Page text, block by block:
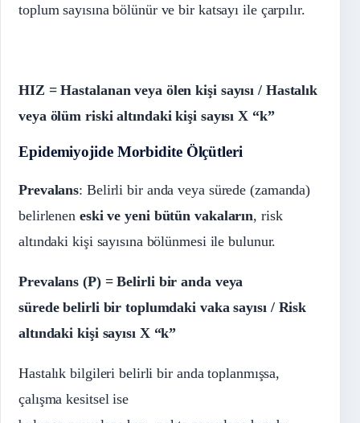
toplum sayısına bölünür ve bir katsayı ile çarpılır.
HIZ = Hastalanan veya ölen kişi sayısı / Hastalık
veya ölüm riski altındaki kişi sayısı X “k”
Epidemiyojide Morbidite Ölçütleri
Prevalans: Belirli bir anda veya sürede (zamanda)
belirlenen eski ve yeni bütün vakaların, risk
altındaki kişi sayısına bölünmesi ile bulunur.
Prevalans (P) = Belirli bir anda veya
sürede belirli bir toplumdaki vaka sayısı / Risk
altındaki kişi sayısı X “k”
Hastalık bilgileri belirli bir anda toplanmışsa,
çalışma kesitsel ise